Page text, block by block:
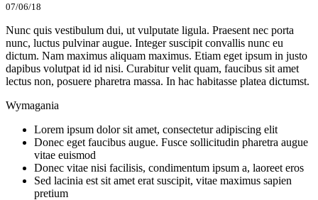
07/06/18
Nunc quis vestibulum dui, ut vulputate ligula. Praesent nec porta
nunc, luctus pulvinar augue. Integer suscipit convallis nunc eu
dictum. Nam maximus aliquam maximus. Etiam eget ipsum in justo
dapibus volutpat id id nisi. Curabitur velit quam, faucibus sit amet
lectus non, posuere pharetra massa. In hac habitasse platea dictumst.
Wymagania
Lorem ipsum dolor sit amet, consectetur adipiscing elit
Donec eget faucibus augue. Fusce sollicitudin pharetra augue
vitae euismod
Donec vitae nisi facilisis, condimentum ipsum a, laoreet eros
Sed lacinia est sit amet erat suscipit, vitae maximus sapien
pretium